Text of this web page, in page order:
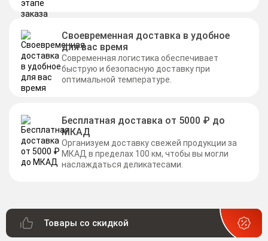
Своевременная доставка в удобное
для вас время
Современная логистика обеспечивает
быструю и безопасную доставку при
оптимальной температуре.
Бесплатная доставка от 5000 ₽ до
МКАД
Организуем доставку свежей продукции за
МКАД в пределах 100 км, чтобы вы могли
наслаждаться деликатесами.
Товары со скидкой